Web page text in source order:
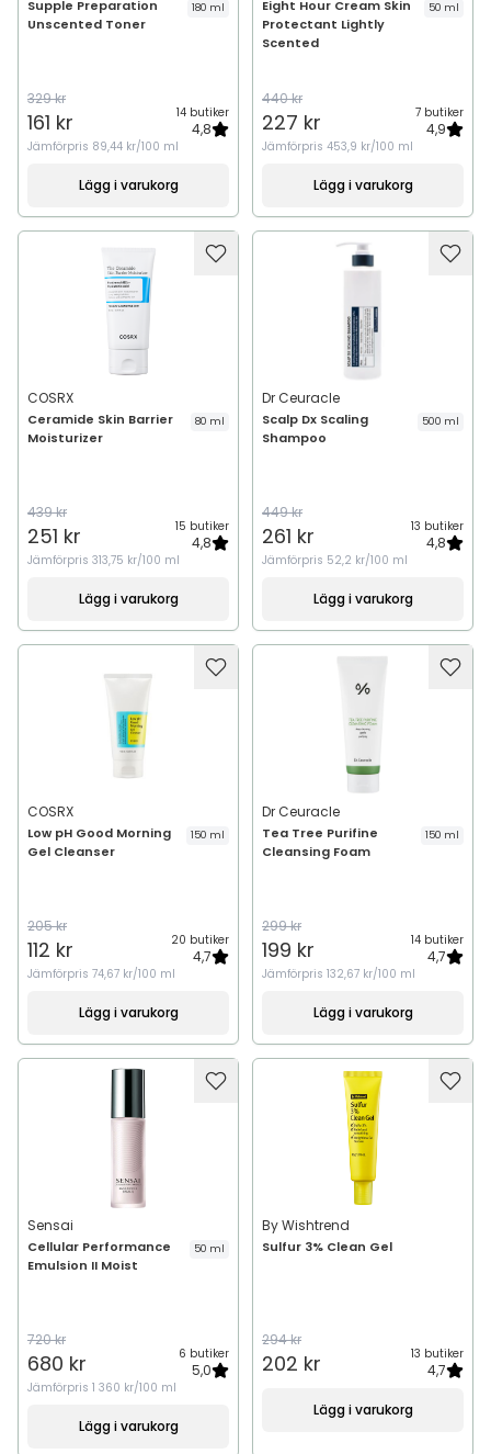
Supple Preparation
Unscented Toner
180 ml
329 kr
161 kr 14 butiker
4,8
Jämförpris 89,44 kr/100 ml
Lägg i varukorg
Eight Hour Cream Skin
Protectant Lightly
Scented
50 ml
440 kr
227 kr 7 butiker
4,9
Jämförpris 453,9 kr/100 ml
Lägg i varukorg
COSRX
Ceramide Skin Barrier
Moisturizer
80 ml
439 kr
251 kr 15 butiker
4,8
Jämförpris 313,75 kr/100 ml
Lägg i varukorg
Dr Ceuracle
Scalp Dx Scaling
Shampoo
500 ml
449 kr
261 kr 13 butiker
4,8
Jämförpris 52,2 kr/100 ml
Lägg i varukorg
COSRX
Low pH Good Morning
Gel Cleanser
150 ml
205 kr
112 kr 20 butiker
4,7
Jämförpris 74,67 kr/100 ml
Lägg i varukorg
Dr Ceuracle
Tea Tree Purifine
Cleansing Foam
150 ml
299 kr
199 kr 14 butiker
4,7
Jämförpris 132,67 kr/100 ml
Lägg i varukorg
Sensai
Cellular Performance
Emulsion II Moist
50 ml
720 kr
680 kr 6 butiker
5,0
Jämförpris 1 360 kr/100 ml
Lägg i varukorg
By Wishtrend
Sulfur 3% Clean Gel
294 kr
202 kr 13 butiker
4,7
Lägg i varukorg